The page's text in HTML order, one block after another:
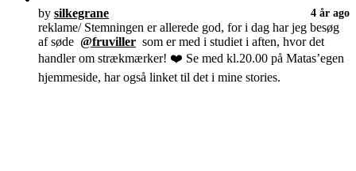
by silkegrane 4 år ago
reklame/ Stemningen er allerede god, for i dag har jeg besøg
af søde @fruviller som er med i studiet i aften, hvor det
handler om strækmærker! ❤️ Se med kl.20.00 på Matas’egen
hjemmeside, har også linket til det i mine stories.